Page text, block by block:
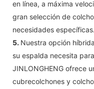
en línea, a máxima
gran selección de
necesidades específicas.
5. Nuestra opción
su espalda necesita
JINLONGHENG ofrece
cubrecolchones y